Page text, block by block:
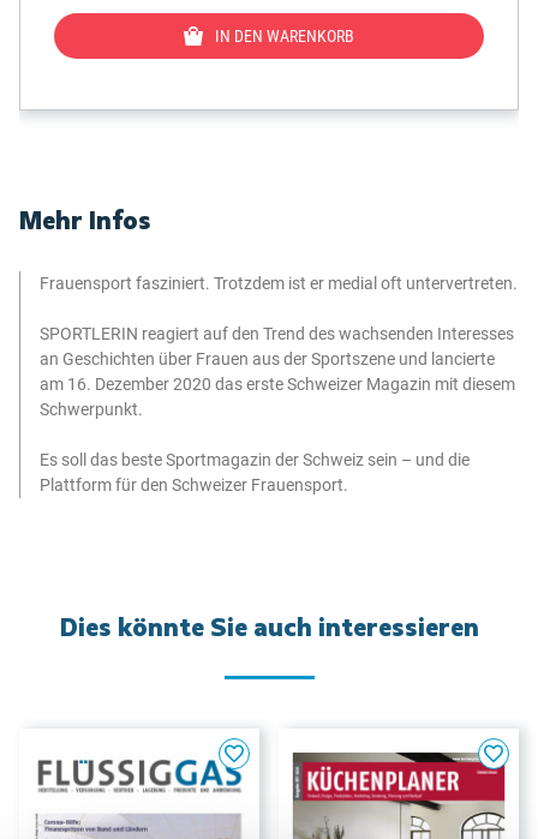
IN DEN WARENKORB
Mehr Infos
Frauensport fasziniert. Trotzdem ist er medial oft untervertreten.
SPORTLERIN reagiert auf den Trend des wachsenden Interesses
an Geschichten über Frauen aus der Sportszene und lancierte
am 16. Dezember 2020 das erste Schweizer Magazin mit diesem
Schwerpunkt.
Es soll das beste Sportmagazin der Schweiz sein – und die
Plattform für den Schweizer Frauensport.
Dies könnte Sie auch interessieren